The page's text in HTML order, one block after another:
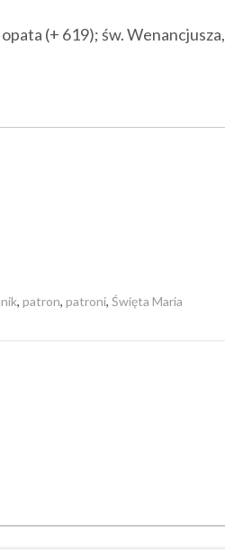
(+ 619); św. Wenancjusza,
, patron, patroni, Święta Maria